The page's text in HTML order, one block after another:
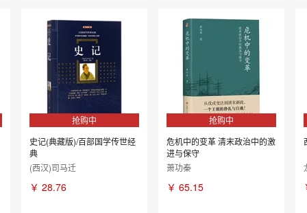
抢购中
史记(典藏版)/百部国学传世经
典
(西汉)司马迁
￥ 28.76
抢购中
危机中的变革 清末政治中的激
进与保守
萧功秦
￥ 65.15